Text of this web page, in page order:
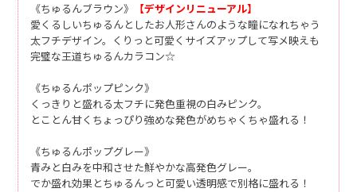
《ちゅるんブラウン》
【デザインリニューアル】
愛くるしいちゅるんとしたお人形さんのような瞳になれちゃう
太フチデザイン。くりっと可愛くサイズアップして写メ映えも
完璧な王道ちゅるんカラコン☆
《ちゅるんポップピンク》
くっきりと盛れる太フチに発色重視の白みピンク。
とことん甘くちょっぴり強めな発色がめちゃくちゃ盛れる！
《ちゅるんポップグレー》
青みと白みを中和させた鮮やかな高発色グレー。
でか盛れ効果とちゅるんっと可愛い透明感で別格に盛れる！